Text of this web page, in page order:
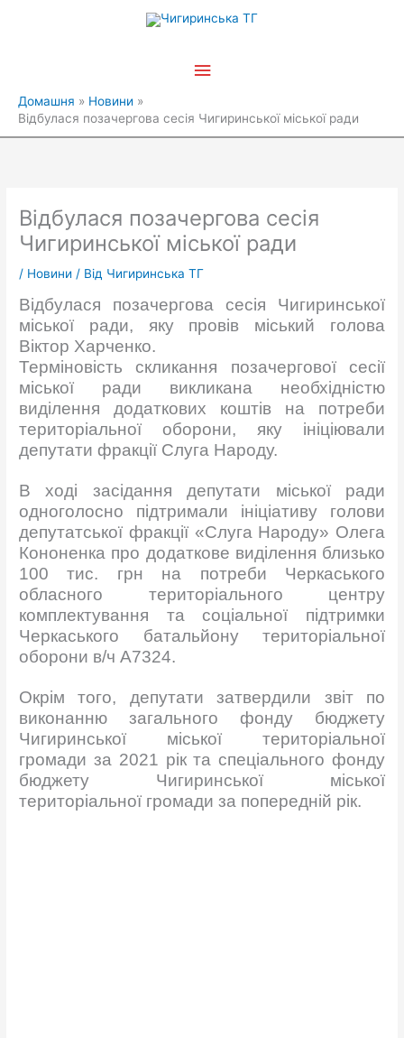
Головне
Домашня
Новини
Відбулася позачергова сесія Чигиринської міської ради
Відбулася позачергова сесія
Чигиринської міської ради
/ Новини / Від Чигиринська ТГ
Відбулася позачергова сесія Чигиринської
міської ради, яку провів міський голова
Віктор Харченко.
Терміновість скликання позачергової сесії
міської ради викликана необхідністю
виділення додаткових коштів на потреби
територіальної оборони, яку ініціювали
депутати фракції Слуга Народу.
В ході засідання депутати міської ради
одноголосно підтримали ініціативу голови
депутатської фракції «Слуга Народу» Олега
Кононенка про додаткове виділення близько
100 тис. грн на потреби Черкаського
обласного територіального центру
комплектування та соціальної підтримки
Черкаського батальйону територіальної
оборони в/ч А7324.
Окрім того, депутати затвердили звіт по
виконаннюзагального фонду бюджету
Чигиринської міської територіальної
громади за 2021 рік та спеціального фонду
бюджету Чигиринської міської
територіальної громади за попередній рік.